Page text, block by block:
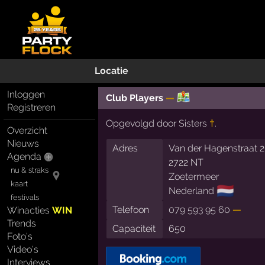
Locatie
Inloggen
Registreren
Overzicht
Nieuws
Agenda
nu & straks
kaart
festivals
WinactiesWIN
Trends
Foto's
Video's
Interviews
Club Players —
Opgevolgd door Sisters †.
Adres
Van der Hagenstraat
2722 NT
Zoetermeer
Nederland 🇳🇱
Telefoon 079 593 95 60 —
Capaciteit
650